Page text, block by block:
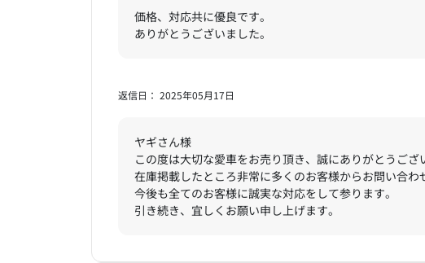
価格、対応共に優良です。
ありがとうございました。
ヤギさん様
この度は大切な愛車をお売り頂き、誠にありがとうござ
在庫掲載したところ非常に多くのお客様からお問い合わ
今後も全てのお客様に誠実な対応をして参ります。
引き続き、宜しくお願い申し上げます。
返信日： 2025年05月17日